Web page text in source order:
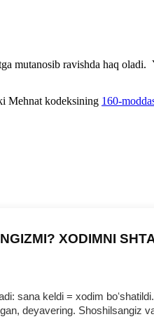
mutanosib ravishda haq
Mehnat kodeksining 160-
XODIMNI
sana keldi = хodim
deyavering. Shoshilsangiz